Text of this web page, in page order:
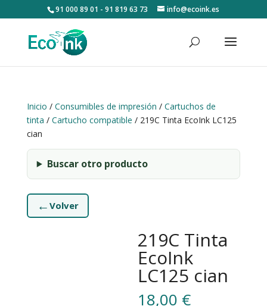
91 000 89 01 - 91 819 63 73 info@ecoink.es
Inicio / Consumibles de impresión / Cartuchos de
tinta / Cartucho compatible / 219C Tinta EcoInk LC125
cian
Buscar otro producto
← Volver
219C Tinta
EcoInk
LC125 cian
18,00 €